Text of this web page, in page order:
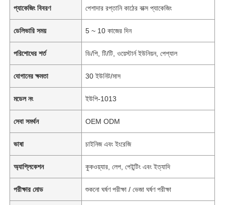
প্যাকেজিং বিবরণ পেশাদার রপ্তানি কাঠের বাক্স প্যাকেজিং
ডেলিভারি সময় 5 ~ 10 কাজের দিন
পরিশোধের শর্ত ডি/পি, টি/টি, ওয়েস্টার্ন ইউনিয়ন, পেপ্যাল
যোগানের ক্ষমতা 30 ইউনিট/মাস
মডেল নং ইউপি-1013
সেবা সমর্থন OEM ODM
ভাষা চাইনিজ এবং ইংরেজি
অ্যাপ্লিকেশন কুকওয়্যার, লেপ, পেইন্টিং এবং ইত্যাদি
পরীক্ষার মোড শুকনো ঘর্ষণ পরীক্ষা / ভেজা ঘর্ষণ পরীক্ষা